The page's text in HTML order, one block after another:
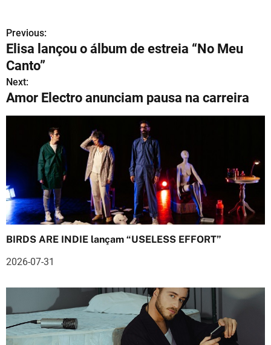
N
a
v
e
ç
ã
o
d
e
a
r
t
Previous:
Elisa lançou o álbum de estreia “No Meu
Canto”
Next:
Amor Electro anunciam pausa na carreira
BIRDS ARE INDIE lançam “USELESS EFFORT”
2026-07-31